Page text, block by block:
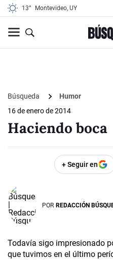
13° Montevideo, UY
Búsqueda
Humor
16 de enero de 2014
Haciendo boca
+ Seguir en
POR REDACCIÓN
Todavía sigo impresionado
que tuvimos en el último